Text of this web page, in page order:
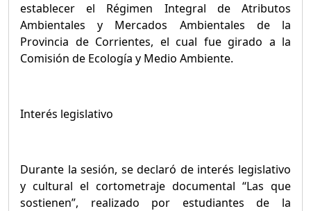
establecer el Régimen Integral de Atributos
Ambientales y Mercados Ambientales de la
Provincia de Corrientes, el cual fue girado a la
Comisión de Ecología y Medio Ambiente.
Interés legislativo
Durante la sesión, se declaró de interés legislativo
y cultural el cortometraje documental “Las que
sostienen”, realizado por estudiantes de la